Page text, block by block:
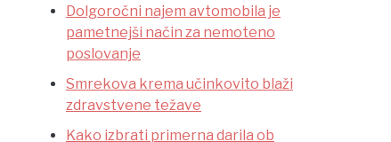
Dolgoročni najem avtomobila je
pametnejši način za nemoteno
poslovanje
Smrekova krema učinkovito blaži
zdravstvene težave
Kako izbrati primerna darila ob